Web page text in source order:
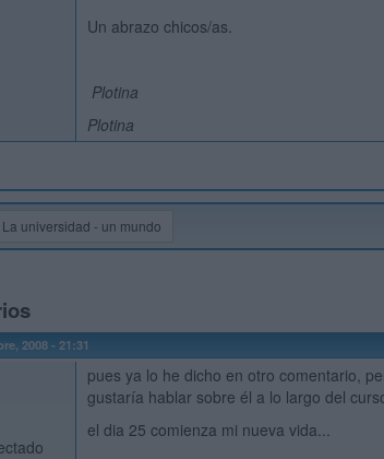
Un abrazo chicos/as.
Plotina
Plotina
La universidad - un mundo
2008 - 21:31
pues ya lo he dicho en otro comentario,
gustaría hablar sobre él a lo largo del
el dia 25 comienza mi nueva vida...